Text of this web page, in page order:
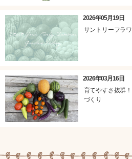
2026年05月19日
サントリーフラ
2026年03月16日
育てやすさ抜群
づくり